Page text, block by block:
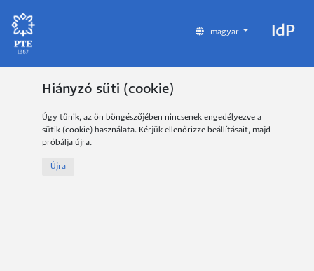
magyar IdP
Hiányzó süti (cookie)
Úgy tűnik, az ön böngészőjében nincsenek engedélyezve a
sütik (cookie) használata. Kérjük ellenőrizze beállításait, majd
próbálja újra.
Újra